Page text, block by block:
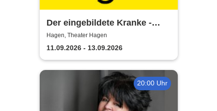
Der eingebildete Kranke -
Theater Hagen
Hagen, Theater Hagen
11.09.2026 - 13.09.2026
20:00 Uhr